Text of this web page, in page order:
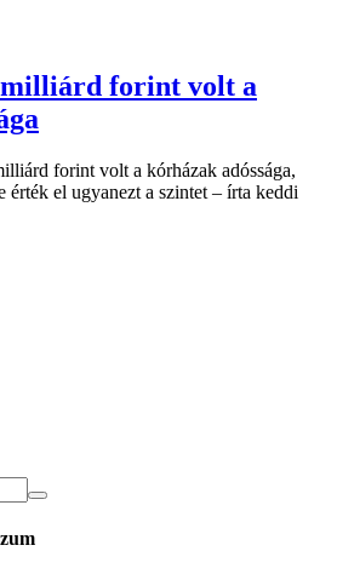
milliárd forint volt a
forint volt a kórházak adóssága,
érték el ugyanezt a szintet – írta keddi